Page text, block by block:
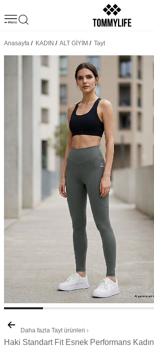
Anasayfa / KADIN / ALT GİYİM / Tayt
Daha fazla Taytürünleri
Haki Standart Fit Esnek Performans